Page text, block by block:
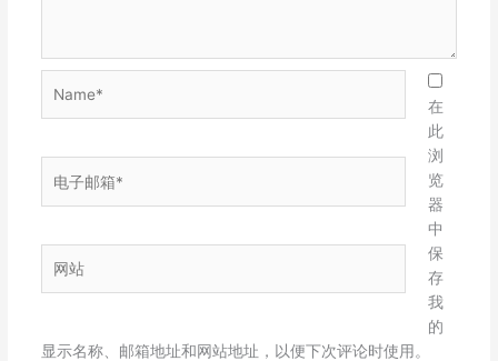
子
箱
站
在
此
浏
览
器
中
保
存
我
的
显示名称、邮箱地址和网站地址，以便下次评论时使用。